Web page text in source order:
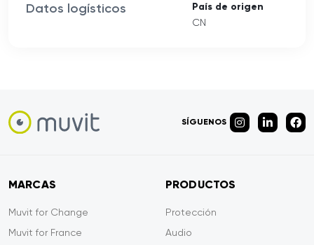
Datos logísticos País de origen
CN
SÍGUENOS
MARCAS
Muvit for Change
Muvit for France
PRODUCTOS
Protección
Audio